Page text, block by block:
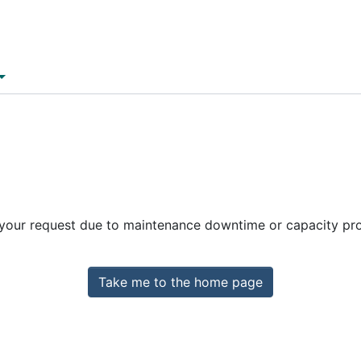
request due to maintenance downtime or capacity
Take me to the home page